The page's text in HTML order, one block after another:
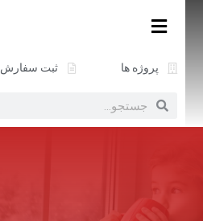
پروژه ها ثبت سفارش